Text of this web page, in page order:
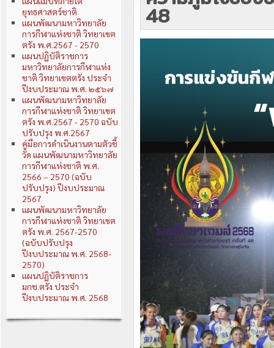
ยุทธศาสตร์ชาติ
แผนพัฒนามหาวิทยาลัย
การกีฬาแห่งชาติ วิทยาเขต
ตรัง พ.ศ.2567 - 2570
แผนปฏิบัติราชการ
มหาวิทยาลัยการกีฬาแห่ง
ชาติ วิทยาเขตตรัง ประจำ
ปีงบประมาณ พ.ศ. ๒๕๖๗
แผนพัฒนามหาวิทยาลัย
การกีฬาแห่งชาติ วิทยาเขต
ตรัง พ.ศ.2567 - 2570 ฉบับ
ปรับปรุง พ.ศ.2567
คู่มือการดำเนินงานตามตัวชี้
วัด แผนพัฒนามหาวิทยาลัย
การกีฬาแห่งชาติ พ.ศ.
2566 – 2570 (ฉบับ
ปรับปรุง) ปีงบประมาณ
2567
แผนพัฒนามหาวิทยาลัย
การกีฬาแห่งชาติ วิทยาเขต
ตรัง พ.ศ. 2567-2570
(ฉบับปรับปรุง
ปีงบประมาณ พ.ศ. 2568-
2570)
แผนปฏิบัติราชการ
มกช.ตรัง ประจำ
ปีงบประมาณ พ.ศ. 2568
48